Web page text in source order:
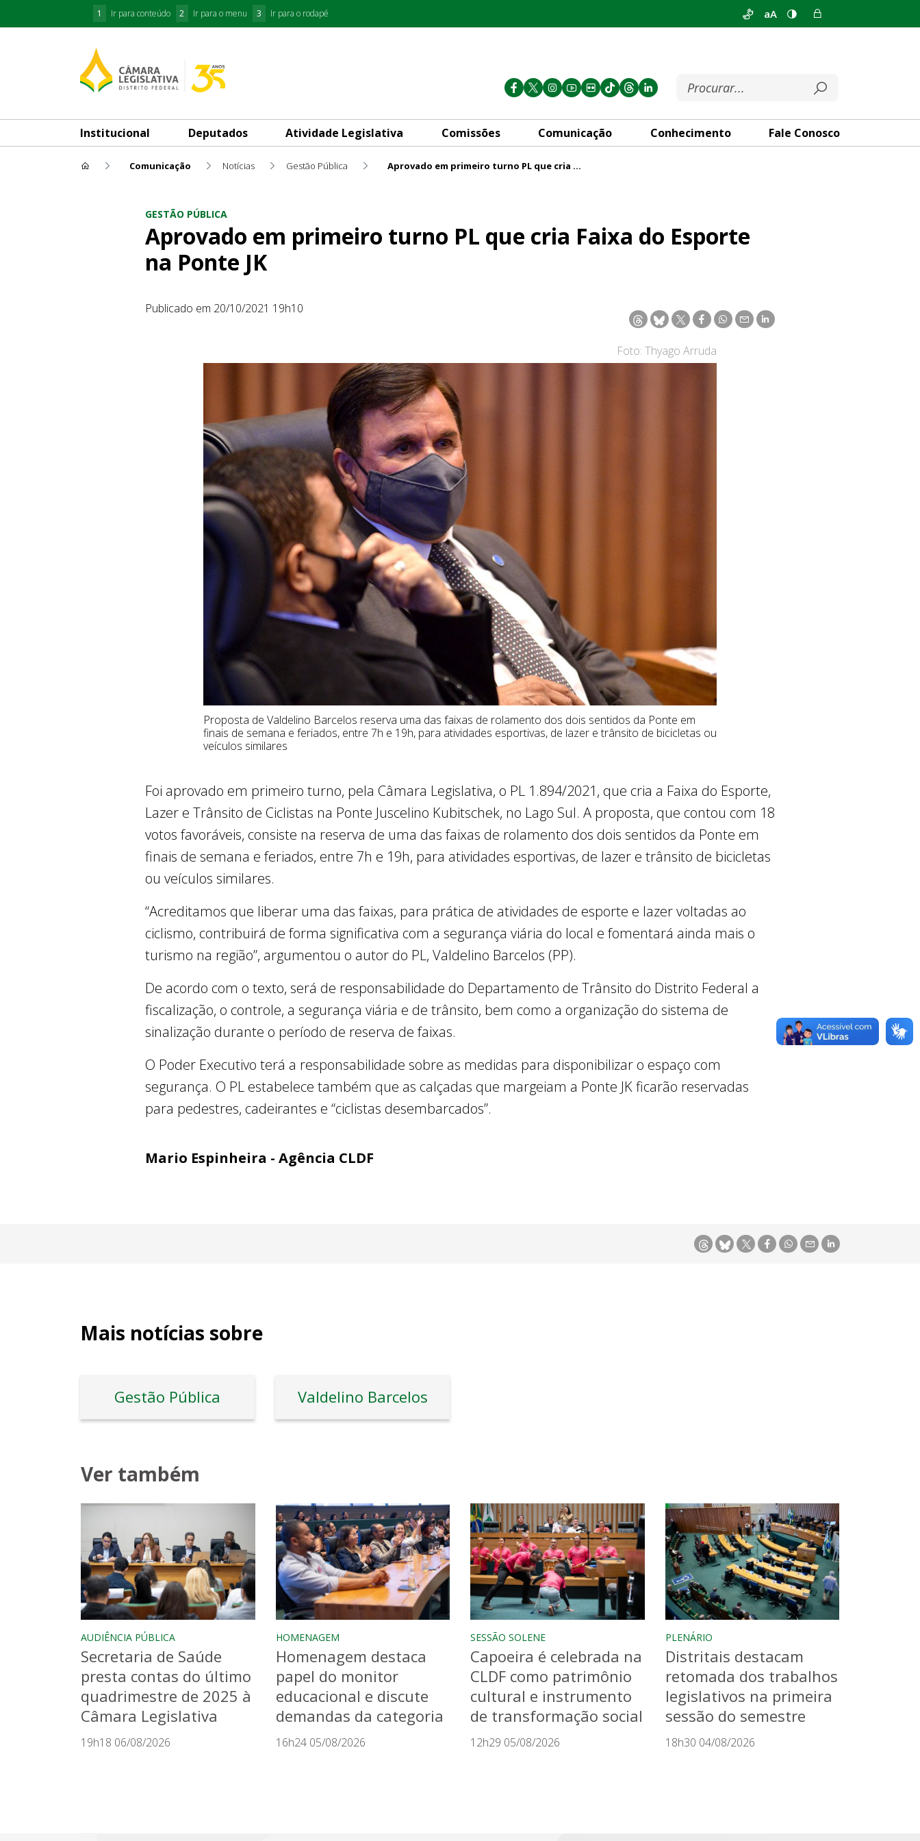
1 Ir para conteúdo 2 Ir para o menu 3 Ir para o rodapé aA
Institucional Deputados Atividade Legislativa Comissões Comunicação Conhecimento Fale Conosco
Comunicação Notícias Gestão Pública Aprovado em primeiro turno PL que cria Faixa do Esporte na Ponte JK
GESTÃO PÚBLICA
Aprovado em primeiro turno PL que cria Faixa do Esporte
na Ponte JK
Publicado em 20/10/2021 19h10
Foto: Thyago Arruda
Proposta de Valdelino Barcelos reserva uma das faixas de rolamento dos dois sentidos da Ponte em
finais de semana e feriados, entre 7h e 19h, para atividades esportivas, de lazer e trânsito de bicicletas ou
veículos similares
Foi aprovado em primeiro turno, pela Câmara Legislativa, o PL 1.894/2021, que cria a Faixa do Esporte,
Lazer e Trânsito de Ciclistas na Ponte Juscelino Kubitschek, no Lago Sul. A proposta, que contou com 18
votos favoráveis, consiste na reserva de uma das faixas de rolamento dos dois sentidos da Ponte em
finais de semana e feriados, entre 7h e 19h, para atividades esportivas, de lazer e trânsito de bicicletas
ou veículos similares.
“Acreditamos que liberar uma das faixas, para prática de atividades de esporte e lazer voltadas ao
ciclismo, contribuirá de forma significativa com a segurança viária do local e fomentará ainda mais o
turismo na região”, argumentou o autor do PL, Valdelino Barcelos (PP).
De acordo com o texto, será de responsabilidade do Departamento de Trânsito do Distrito Federal a
fiscalização, o controle, a segurança viária e de trânsito, bem como a organização do sistema de
sinalização durante o período de reserva de faixas.
O Poder Executivo terá a responsabilidade sobre as medidas para disponibilizar o espaço com
segurança. O PL estabelece também que as calçadas que margeiam a Ponte JK ficarão reservadas
para pedestres, cadeirantes e “ciclistas desembarcados”.
Mario Espinheira - Agência CLDF
Mais notícias sobre
Gestão Pública Valdelino Barcelos
Ver também
AUDIÊNCIA PÚBLICA
Secretaria de Saúde
presta contas do último
quadrimestre de 2025 à
Câmara Legislativa
19h18 06/08/2026
HOMENAGEM
Homenagem destaca
papel do monitor
educacional e discute
demandas da categoria
16h24 05/08/2026
SESSÃO SOLENE
Capoeira é celebrada na
CLDF como patrimônio
cultural e instrumento
de transformação social
12h29 05/08/2026
PLENÁRIO
Distritais destacam
retomada dos trabalhos
legislativos na primeira
sessão do semestre
18h30 04/08/2026